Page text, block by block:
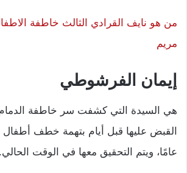
من هو نايف القرادي الثالث خاطفة
مريم
إيمان الفرشوطي
هي السيدة التي كشفت سر خاطفة
عامًا، ويتم التحقيق معها في الوقت الحالي.